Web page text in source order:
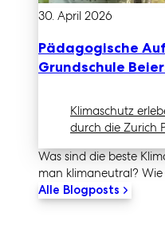
30. April 2026
Pädagogische
Grundschule
Klimaschutz
durch die Zurich
Was sind die beste
man klimaneutral?
Alle Blogposts